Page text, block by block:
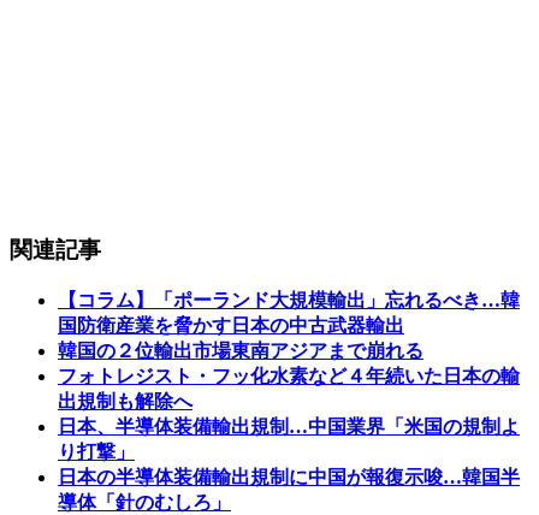
関連記事
【コラム】「ポーランド大規模輸出」忘れるべき…韓
国防衛産業を脅かす日本の中古武器輸出
韓国の２位輸出市場東南アジアまで崩れる
フォトレジスト・フッ化水素など４年続いた日本の輸
出規制も解除へ
日本、半導体装備輸出規制…中国業界「米国の規制よ
り打撃」
日本の半導体装備輸出規制に中国が報復示唆…韓国半
導体「針のむしろ」